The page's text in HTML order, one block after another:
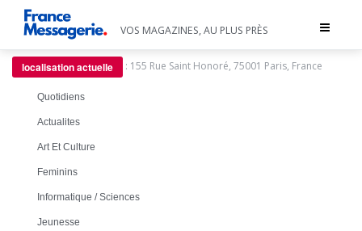
Toggle
VOS MAGAZINES, AU PLUS PRÈS
localisation actuelle : 155 Rue Saint Honoré, 75001 Paris, France
Quotidiens
Actualites
Art Et Culture
Feminins
Informatique / Sciences
Jeunesse